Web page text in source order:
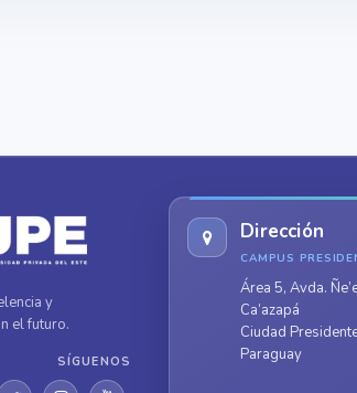
y
el futuro.
SÍGUENOS
Dirección
CAMPUS
Área 5, Avda.
Ca’azapá
Ciudad
Paraguay